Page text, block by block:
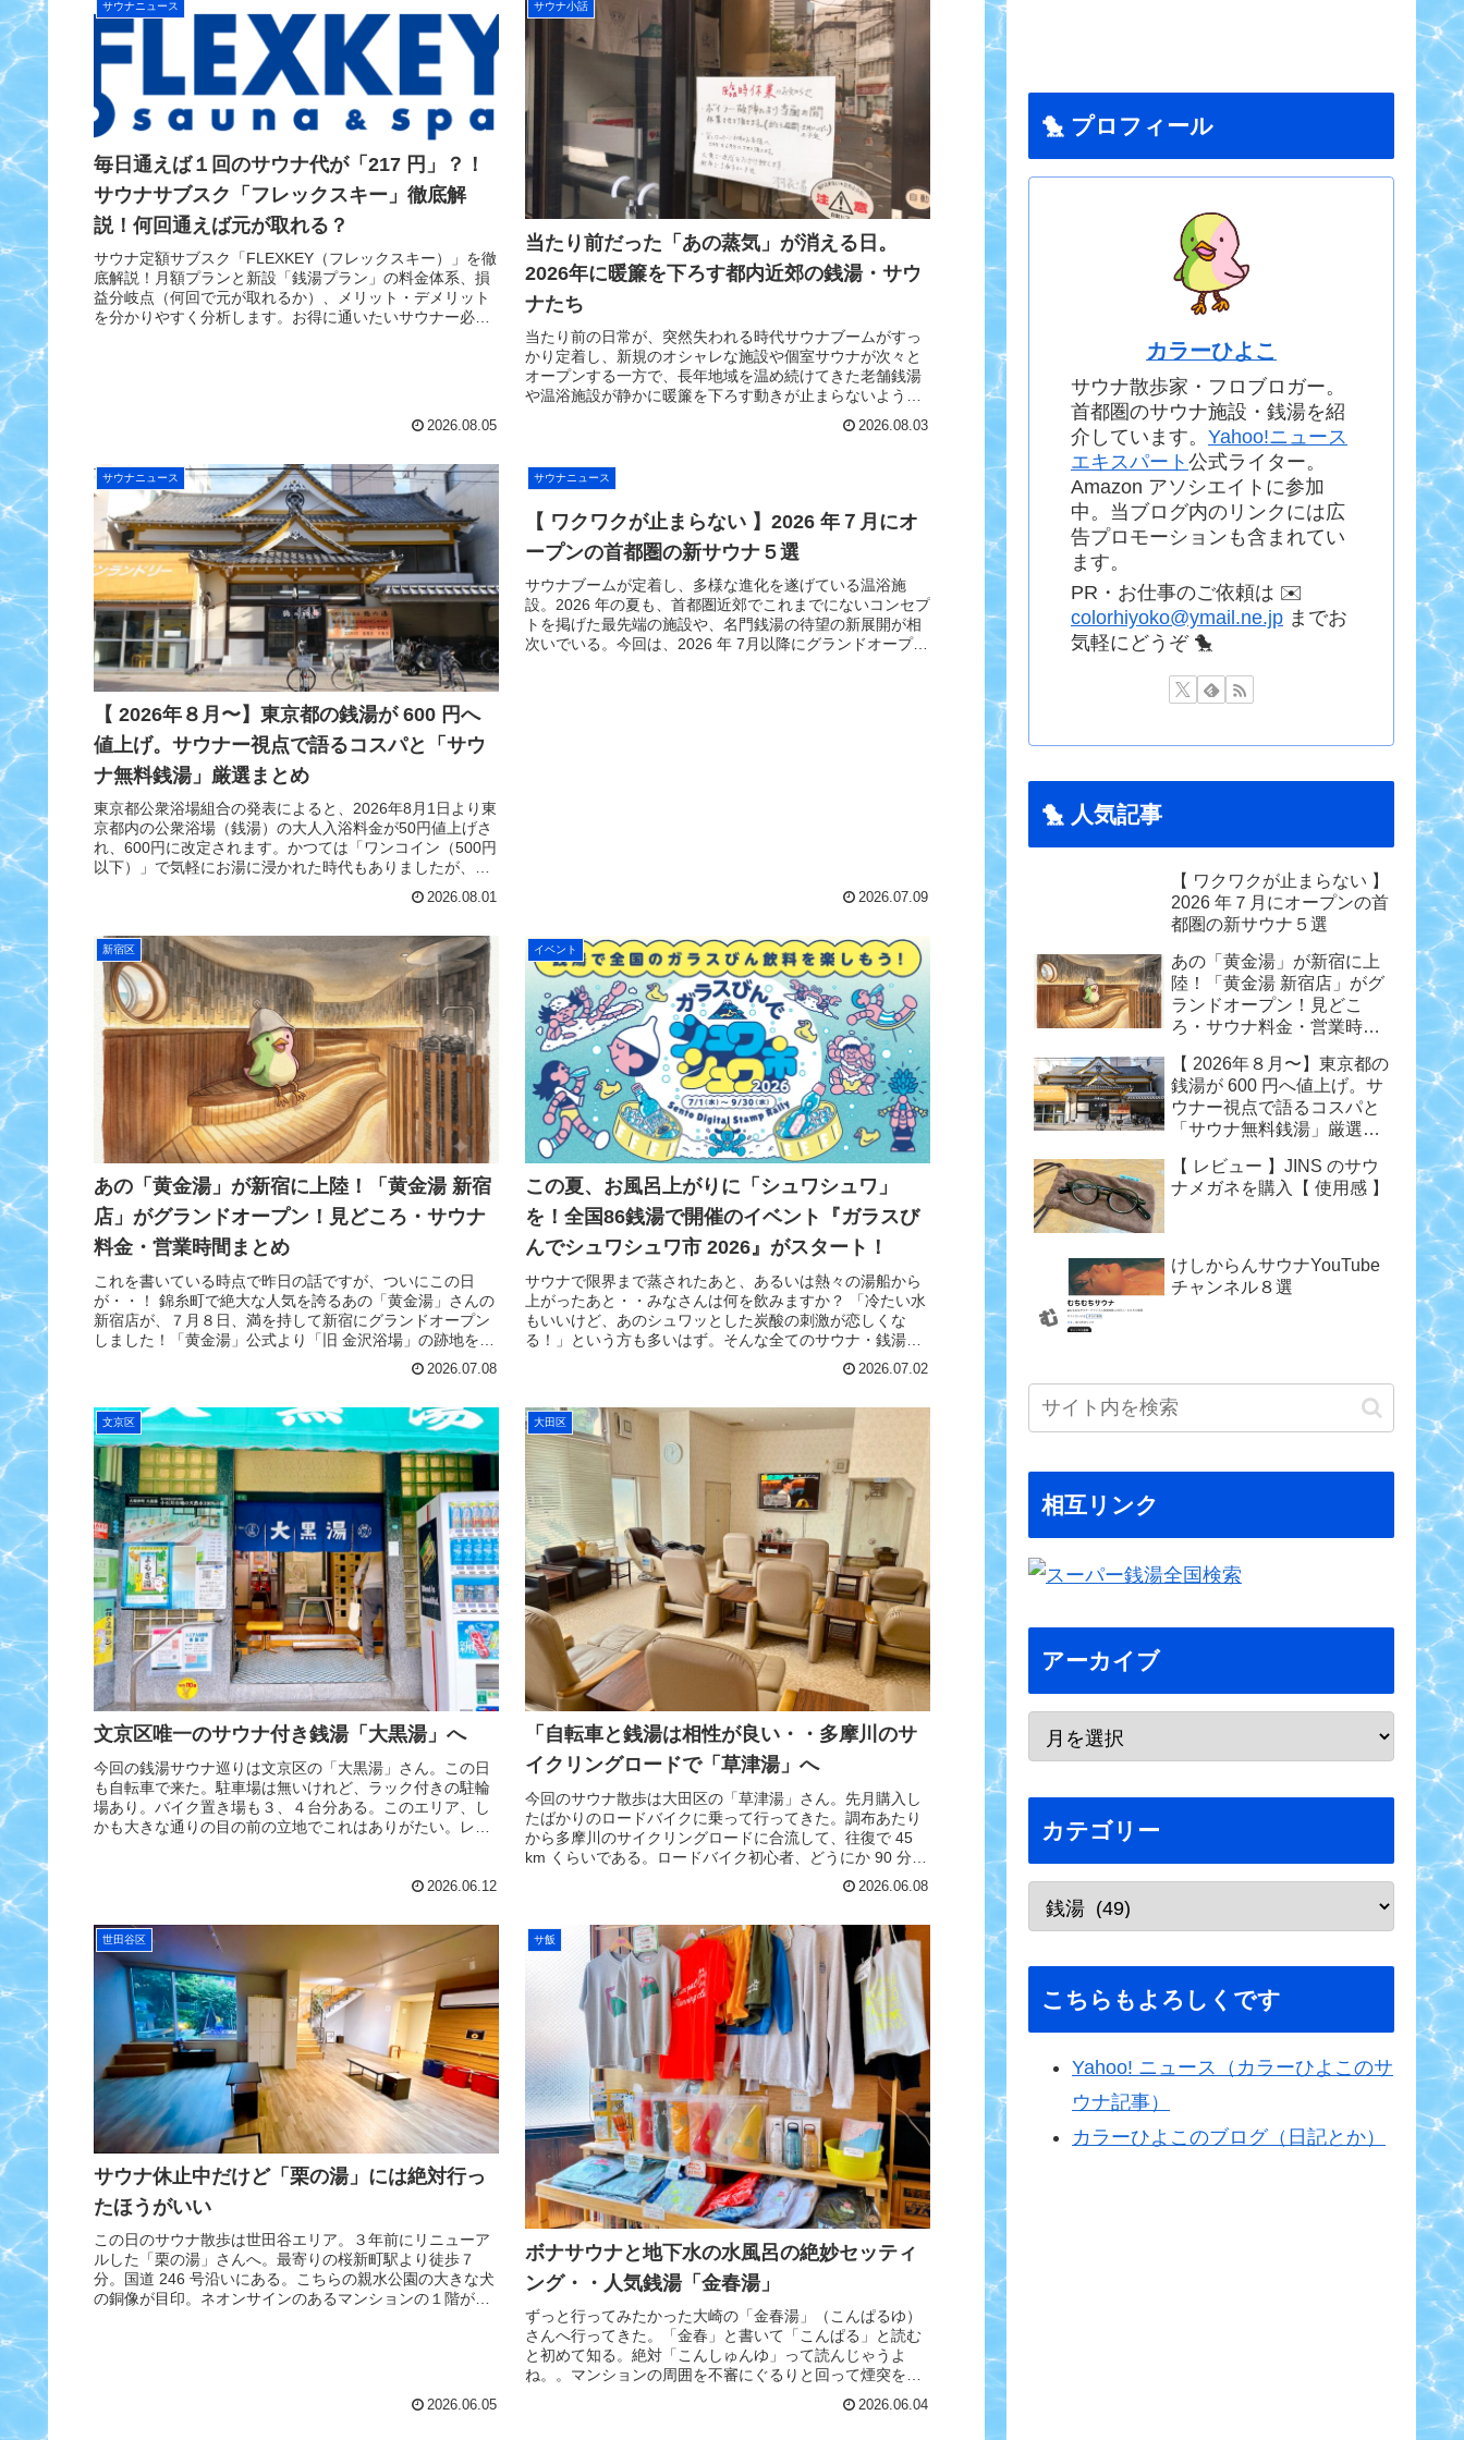
サウナニュース
毎日通えば１回のサウナ代が「217 円」？！
サウナサブスク「フレックスキー」徹底解
説！何回通えば元が取れる？
サウナ定額サブスク「FLEXKEY（フレックスキー）」を徹
底解説！月額プランと新設「銭湯プラン」の料金体系、損
益分岐点（何回で元が取れるか）、メリット・デメリット
を分かりやすく分析します。お得に通いたいサウナー必
2026.08.05
サウナ小話
当たり前だった「あの蒸気」が消える日。
2026年に暖簾を下ろす都内近郊の銭湯・サウ
ナたち
当たり前の日常が、突然失われる時代サウナブームがすっ
かり定着し、新規のオシャレな施設や個室サウナが次々と
オープンする一方で、長年地域を温め続けてきた老舗銭湯
や温浴施設が静かに暖簾を下ろす動きが止まらないように
2026.08.03
サウナニュース
【 2026年８月〜】東京都の銭湯が 600 円へ
値上げ。サウナー視点で語るコスパと「サウ
ナ無料銭湯」厳選まとめ
東京都公衆浴場組合の発表によると、2026年8月1日より東
京都内の公衆浴場（銭湯）の大人入浴料金が50円値上げさ
れ、600円に改定されます。かつては「ワンコイン（500円
以下）」で気軽にお湯に浸かれた時代もありましたが、エ
2026.08.01
サウナニュース
【 ワクワクが止まらない 】2026 年７月にオ
ープンの首都圏の新サウナ５選
サウナブームが定着し、多様な進化を遂げている温浴施
設。2026 年の夏も、首都圏近郊でこれまでにないコンセプ
トを掲げた最先端の施設や、名門銭湯の待望の新展開が相
次いでいる。今回は、2026 年 7月以降にグランドオープ
2026.07.09
新宿区
あの「黄金湯」が新宿に上陸！「黄金湯 新宿
店」がグランドオープン！見どころ・サウナ
料金・営業時間まとめ
これを書いている時点で昨日の話ですが、ついにこの日
が・・！ 錦糸町で絶大な人気を誇るあの「黄金湯」さんの
新宿店が、７月８日、満を持して新宿にグランドオープン
しました！「黄金湯」公式より「旧 金沢浴場」の跡地を引
2026.07.08
イベント
この夏、お風呂上がりに「シュワシュワ」
を！全国86銭湯で開催のイベント『ガラスび
んでシュワシュワ市 2026』がスタート！
サウナで限界まで蒸されたあと、あるいは熱々の湯船から
上がったあと・・みなさんは何を飲みますか？ 「冷たい水
もいいけど、あのシュワッとした炭酸の刺激が恋しくな
る！」という方も多いはず。そんな全てのサウナ・銭湯フ
2026.07.02
文京区
文京区唯一のサウナ付き銭湯「大黒湯」へ
今回の銭湯サウナ巡りは文京区の「大黒湯」さん。この日
も自転車で来た。駐車場は無いけれど、ラック付きの駐輪
場あり。バイク置き場も３、４台分ある。このエリア、し
かも大きな通りの目の前の立地でこれはありがたい。レト
2026.06.12
大田区
「自転車と銭湯は相性が良い・・多摩川のサ
イクリングロードで「草津湯」へ
今回のサウナ散歩は大田区の「草津湯」さん。先月購入し
たばかりのロードバイクに乗って行ってきた。調布あたり
から多摩川のサイクリングロードに合流して、往復で 45
km くらいである。ロードバイク初心者、どうにか 90 分ほ
2026.06.08
世田谷区
サウナ休止中だけど「栗の湯」には絶対行っ
たほうがいい
この日のサウナ散歩は世田谷エリア。３年前にリニューア
ルした「栗の湯」さんへ。最寄りの桜新町駅より徒歩７
分。国道 246 号沿いにある。こちらの親水公園の大きな犬
の銅像が目印。ネオンサインのあるマンションの１階がコ
2026.06.05
サ飯
ボナサウナと地下水の水風呂の絶妙セッティ
ング・・人気銭湯「金春湯」
ずっと行ってみたかった大崎の「金春湯」（こんぱるゆ）
さんへ行ってきた。「金春」と書いて「こんぱる」と読む
と初めて知る。絶対「こんしゅんゆ」って読んじゃうよ
ね。。マンションの周囲を不審にぐるりと回って煙突を撮
2026.06.04
🐤 プロフィール
カラーひよこ
サウナ散歩家・フロブロガー。
首都圏のサウナ施設・銭湯を紹
介しています。 Yahoo!ニュース
エキスパート 公式ライター。
Amazon アソシエイトに参加
中。当ブログ内のリンクには広
告プロモーションも含まれてい
ます。
PR・お仕事のご依頼は ✉️
colorhiyoko@ymail.ne.jp までお
気軽にどうぞ 🐤
🐤 人気記事
【 ワクワクが止まらない 】
2026 年７月にオープンの首
都圏の新サウナ５選
あの「黄金湯」が新宿に上
陸！「黄金湯 新宿店」がグ
ランドオープン！見どこ
ろ・サウナ料金・営業時間
【 2026年８月〜】東京都の
銭湯が 600 円へ値上げ。サ
ウナー視点で語るコスパと
「サウナ無料銭湯」厳選ま
【 レビュー 】JINS のサウ
ナメガネを購入【 使用感 】
けしからんサウナYouTube
チャンネル８選
相互リンク
アーカイブ
カテゴリー
こちらもよろしくです
Yahoo! ニュース（カラーひよこのサ
ウナ記事）
カラーひよこのブログ（日記とか）